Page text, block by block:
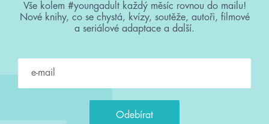
Vše kolem #youngadult každý měsíc rovnou do mailu!
Nové knihy, co se chystá, kvízy, soutěže, autoři, filmové
a seriálové adaptace a další.